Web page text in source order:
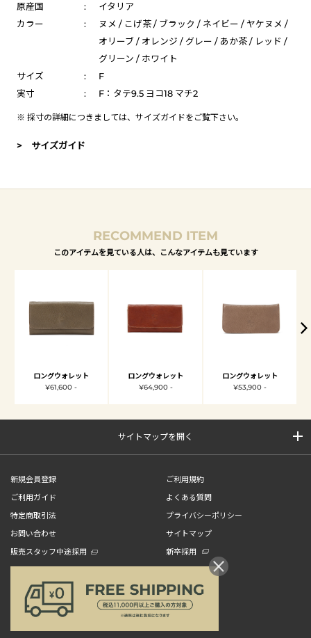
原産国
:
イタリア
カラー
:
ヌメ / こげ茶 / ブラック / ネイビー / ヤケヌメ /
オリーブ / オレンジ / グレー / あか茶 / レッド /
グリーン / ホワイト
サイズ
:
F
実寸
: F：タテ9.5 ヨコ18 マチ2
※ 採寸の詳細につきましては、 サイズガイドをご覧下さい。
> サイズガイド
RECOMMEND ITEM
このアイテムを見ている人は、こんなアイテムも見ています
ロングウォレット
¥61,600 -
ロングウォレット
¥64,900 -
ロングウォレット
¥53,900 -
サイトマップを開く
新規会員登録
ご利用規約
ご利用ガイド
よくある質問
特定商取引法
プライバシーポリシー
お問い合わせ
サイトマップ
販売スタッフ中途採用
新卒採用